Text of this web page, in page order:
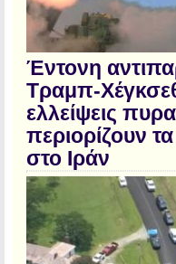
Έντονη
Τραμπ-Χέγκσεθ
ελλείψεις
περιορίζουν
στο Ιράν